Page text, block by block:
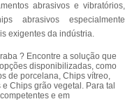
abrasivos e vibratórios,
abrasivos especialmente
exigentes da indústria.
? Encontre a solução que
disponibilizadas, como
de porcelana, Chips vítreo,
Chips grão vegetal. Para tal
e em